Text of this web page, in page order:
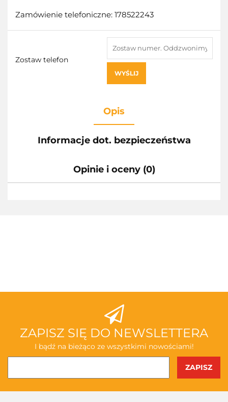
Zamówienie telefoniczne: 178522243
Zostaw telefon
WYŚLIJ
Opis
Informacje dot. bezpieczeństwa
Opinie i oceny (0)
ABAKUS
ZAPISZ SIĘ DO NEWSLETTERA
I bądź na bieżąco ze wszystkimi nowościami!